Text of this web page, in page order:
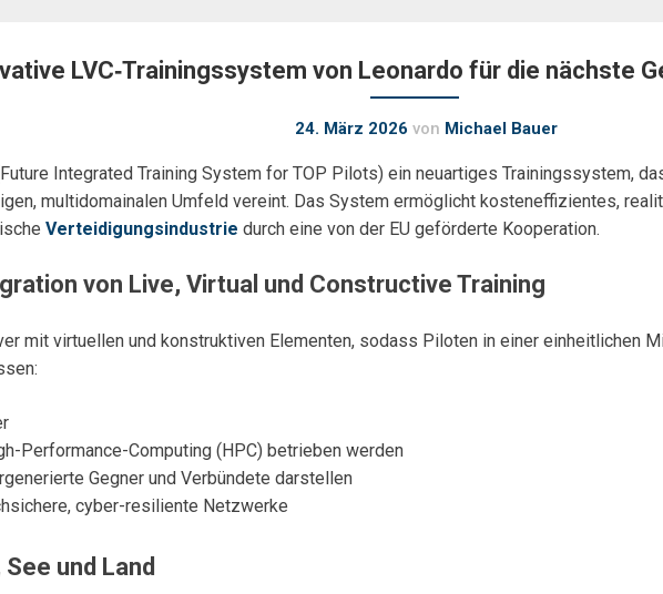
LVC‑Trainingssystem von Leonardo für die nächste
24. März 2026 von Michael Bauer
Integrated Training System for TOP Pilots) ein neuartiges Trainingssystem,
multidomainalen Umfeld vereint. Das System ermöglicht kosteneffizientes,
Verteidigungsindustrie durch eine von der EU geförderte Kooperation.
von Live, Virtual und Constructive Training
mit virtuellen und konstruktiven Elementen, sodass Piloten in einer einheitlichen
Performance-Computing (HPC) betrieben werden
Gegner und Verbündete darstellen
cyber-resiliente Netzwerke
und Land